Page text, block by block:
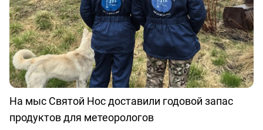
На мыс Святой Нос доставили годовой запас
продуктов для метеорологов